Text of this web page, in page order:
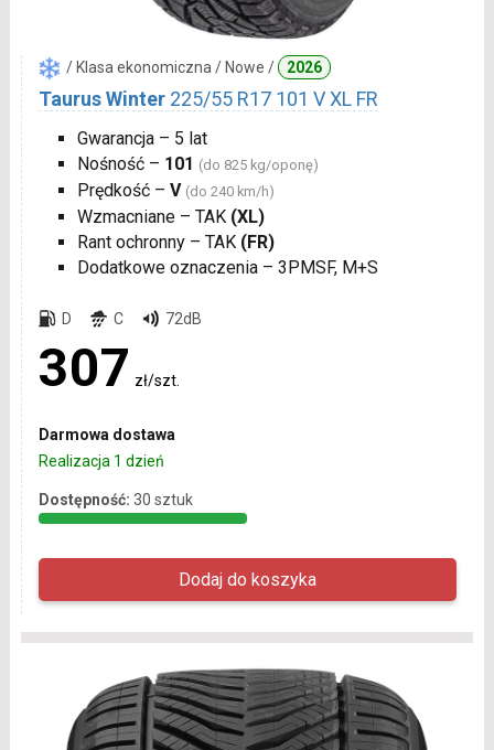
/ Klasa ekonomiczna / Nowe / 2026
Taurus Winter 225/55 R17 101 V XL FR
Gwarancja – 5 lat
Nośność – 101 (do 825 kg/oponę)
Prędkość – V (do 240 km/h)
Wzmacniane – TAK (XL)
Rant ochronny – TAK (FR)
Dodatkowe oznaczenia – 3PMSF, M+S
D C 72dB
307 zł/szt.
Darmowa dostawa
Realizacja 1 dzień
Dostępność: 30 sztuk